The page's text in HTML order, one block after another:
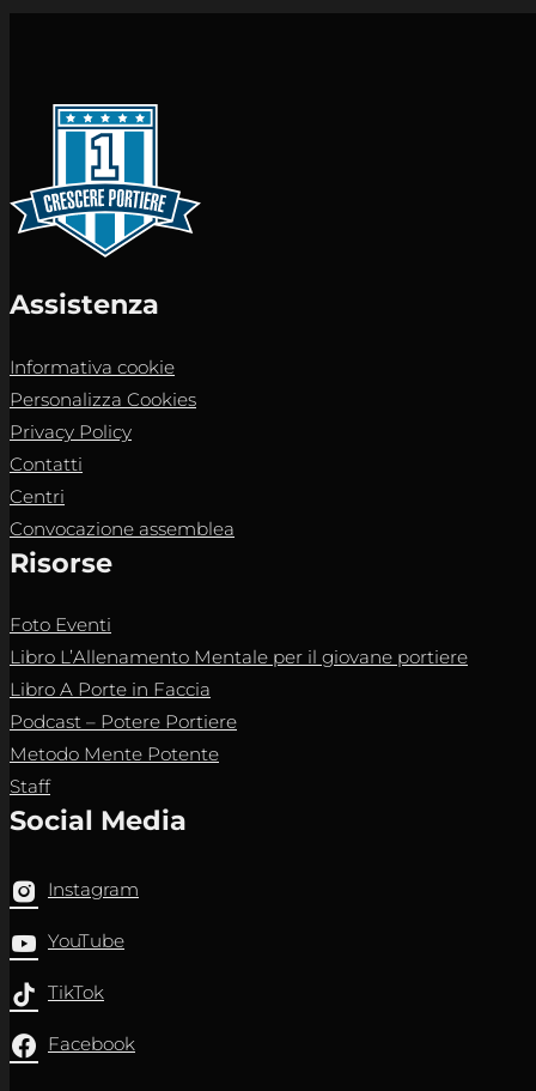
Assistenza
Informativa cookie
Personalizza Cookies
Privacy Policy
Contatti
Centri
Convocazione assemblea
Risorse
Foto Eventi
Libro L’Allenamento Mentale per il giovane portiere
Libro A Porte in Faccia
Podcast – Potere Portiere
Metodo Mente Potente
Staff
Social Media
Instagram
YouTube
TikTok
Facebook